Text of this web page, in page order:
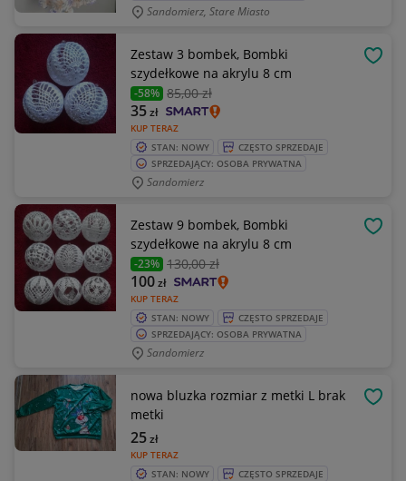
Sandomierz, Stare Miasto
Zestaw 3 bombek, Bombki
szydełkowe na akrylu 8 cm
-58% 85,00 zł
KUP TERAZ
35zł
STAN: NOWY
CZĘSTO SPRZEDAJE
SPRZEDAJĄCY: OSOBA PRYWATNA
Sandomierz
Zestaw 9 bombek, Bombki
szydełkowe na akrylu 8 cm
-23% 130,00 zł
KUP TERAZ
100zł
STAN: NOWY
CZĘSTO SPRZEDAJE
SPRZEDAJĄCY: OSOBA PRYWATNA
Sandomierz
nowa bluzka rozmiar z metki L brak
metki
KUP TERAZ
25zł
STAN: NOWY
CZĘSTO SPRZEDAJE